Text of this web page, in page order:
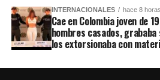
INTERNACIONALES hace 8 horas
Cae en Colombia joven de
hombres casados,
los extorsionaba con